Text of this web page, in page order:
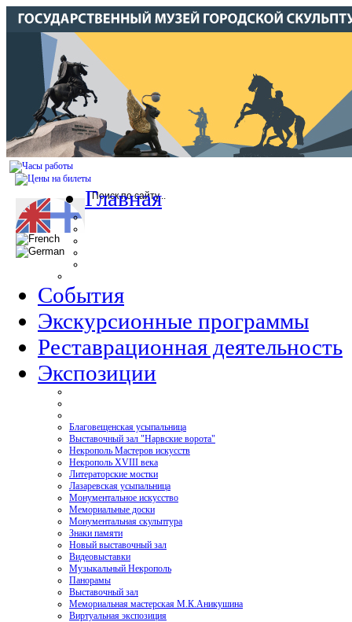
Главная
События
Экскурсионные программы
Реставрационная деятельность
Экспозиции
Благовещенская усыпальница
Выставочный зал "Нарвские ворота"
Некрополь Мастеров искусств
Некрополь XVIII века
Литераторские мостки
Лазаревская усыпальница
Монументальное искусство
Мемориальные доски
Монументальная скульптура
Знаки памяти
Новый выставочный зал
Видеовыставки
Музыкальный Некрополь
Панорамы
Выставочный зал
Мемориальная мастерская М.К.Аникушина
Виртуальная экспозиция